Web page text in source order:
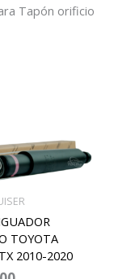
Tapón orificio
TOYOTA
2010-2020